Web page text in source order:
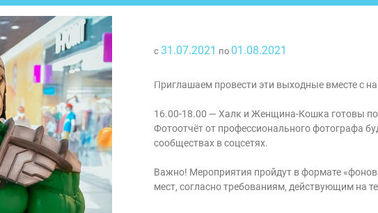
с 31.07.2021 по 01.08.2021
Приглашаем провести эти выходные вместе с
16.00-18.00 — Халк и Женщина-Кошка готовы
Фотоотчёт от профессионального фотографа
сообществах в соцсетях.
Важно! Мероприятия пройдут в формате
мест, согласно требованиям, действующим на